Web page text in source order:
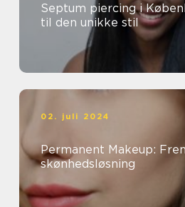
Septum piercing i
til den unikke stil
02. juli 2024
Permanent Makeup:
skønhedsløsning